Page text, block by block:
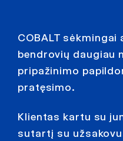
COBALT
bendrovių daugiau
pripažinimo
pratęsimo.
Klientas kartu su
sutartį su